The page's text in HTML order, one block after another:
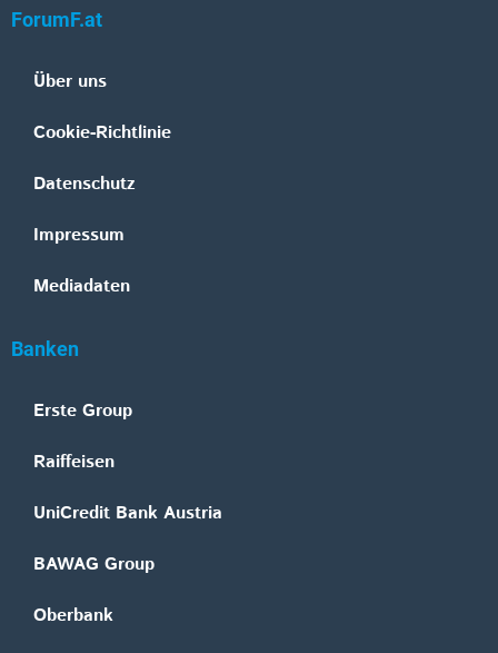
ForumF.at
Über uns
Cookie-Richtlinie
Datenschutz
Impressum
Mediadaten
Banken
Erste Group
Raiffeisen
UniCredit Bank Austria
BAWAG Group
Oberbank